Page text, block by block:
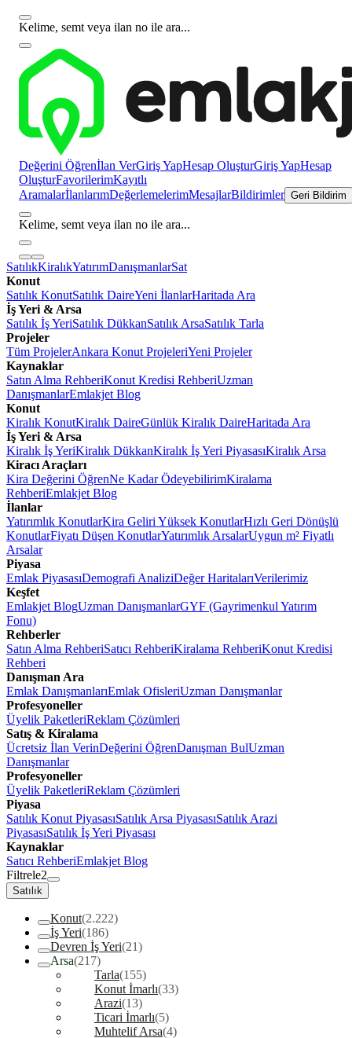
Kelime, semt veya ilan no ile ara...
Değerini Öğrenİlan VerGiriş YapHesap OluşturGiriş YapHesap
OluşturFavorilerimKayıtlı
AramalarİlanlarımDeğerlemelerimMesajlarBildirimler Geri Bildirim
Kelime, semt veya ilan no ile ara...
SatılıkKiralıkYatırımDanışmanlarSat
Konut
Satılık KonutSatılık DaireYeni İlanlarHaritada Ara
İş Yeri & Arsa
Satılık İş YeriSatılık DükkanSatılık ArsaSatılık Tarla
Projeler
Tüm ProjelerAnkara Konut ProjeleriYeni Projeler
Kaynaklar
Satın Alma RehberiKonut Kredisi RehberiUzman
DanışmanlarEmlakjet Blog
Konut
Kiralık KonutKiralık DaireGünlük Kiralık DaireHaritada Ara
İş Yeri & Arsa
Kiralık İş YeriKiralık DükkanKiralık İş Yeri PiyasasıKiralık Arsa
Kiracı Araçları
Kira Değerini ÖğrenNe Kadar ÖdeyebilirimKiralama
RehberiEmlakjet Blog
İlanlar
Yatırımlık KonutlarKira Geliri Yüksek KonutlarHızlı Geri Dönüşlü
KonutlarFiyatı Düşen KonutlarYatırımlık ArsalarUygun m² Fiyatlı
Arsalar
Piyasa
Emlak PiyasasıDemografi AnaliziDeğer HaritalarıVerilerimiz
Keşfet
Emlakjet BlogUzman DanışmanlarGYF (Gayrimenkul Yatırım
Fonu)
Rehberler
Satın Alma RehberiSatıcı RehberiKiralama RehberiKonut Kredisi
Rehberi
Danışman Ara
Emlak DanışmanlarıEmlak OfisleriUzman Danışmanlar
Profesyoneller
Üyelik PaketleriReklam Çözümleri
Satış & Kiralama
Ücretsiz İlan VerinDeğerini ÖğrenDanışman BulUzman
Danışmanlar
Profesyoneller
Üyelik PaketleriReklam Çözümleri
Piyasa
Satılık Konut PiyasasıSatılık Arsa PiyasasıSatılık Arazi
PiyasasıSatılık İş Yeri Piyasası
Kaynaklar
Satıcı RehberiEmlakjet Blog
Filtrele2
Satılık
Konut(2.222)
İş Yeri(186)
Devren İş Yeri(21)
Arsa(217)
Tarla(155)
Konut İmarlı(33)
Arazi(13)
Ticari İmarlı(5)
Muhtelif Arsa(4)